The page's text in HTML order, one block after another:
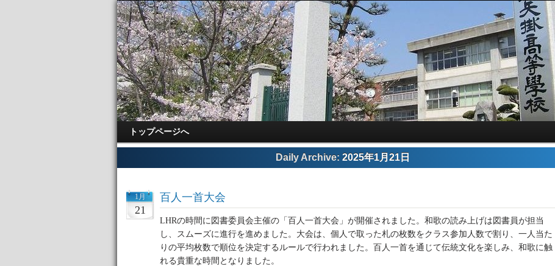
トップページへ
Daily Archive: 2025年1月21日
1月
21
百人一首大会
LHRの時間に図書委員会主催の「百人一首大会」が開催されました。和歌の読み上げは図書員が担当
し、スムーズに進行を進めました。大会は、個人で取った札の枚数をクラス参加人数で割り、一人当た
りの平均枚数で順位を決定するルールで行われました。百人一首を通じて伝統文化を楽しみ、和歌に触
れる貴重な時間となりました。